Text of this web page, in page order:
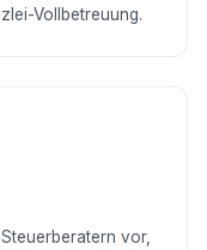
Vollbetreuung.
vor,